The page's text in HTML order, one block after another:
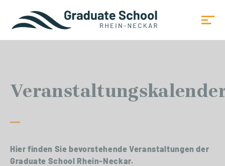
Hier finden Sie bevorstehende Veranstaltungen der
Graduate School Rhein-Neckar.